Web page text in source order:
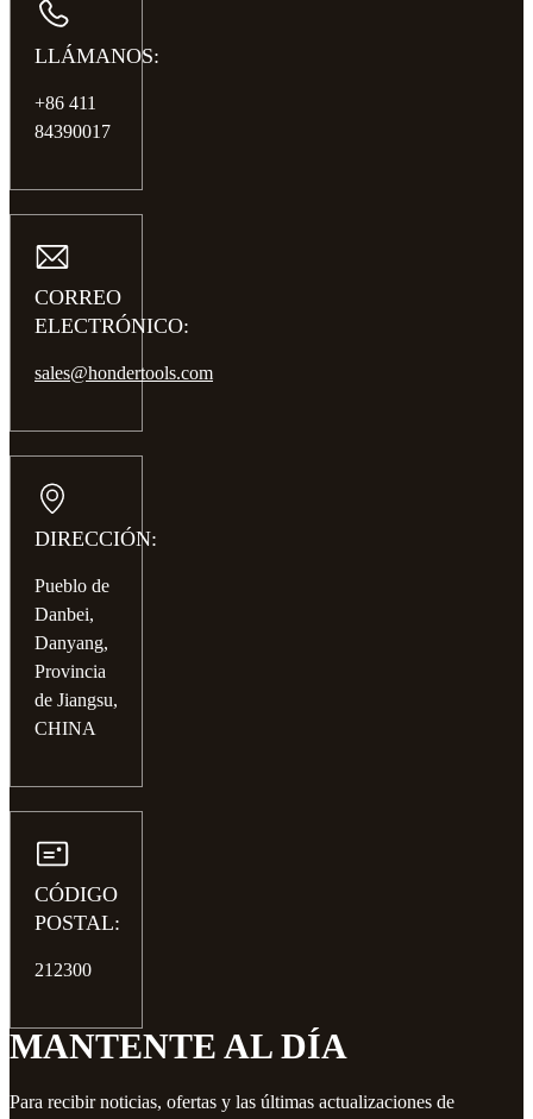
LLÁMANOS:
+86 411
84390017
CORREO
ELECTRÓNICO:
sales@hondertools.com
DIRECCIÓN:
Pueblo de
Danbei,
Danyang,
Provincia
de Jiangsu,
CHINA
CÓDIGO
POSTAL:
212300
MANTENTE AL DÍA
Para recibir noticias, ofertas y las últimas actualizaciones de